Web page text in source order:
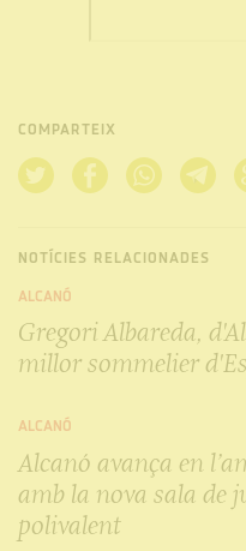
COMPARTEIX
NOTÍCIES RELACIONADES
ALCANÓ
Gregori Albareda,
millor sommelier
ALCANÓ
Alcanó avança en
amb la nova sala de
polivalent